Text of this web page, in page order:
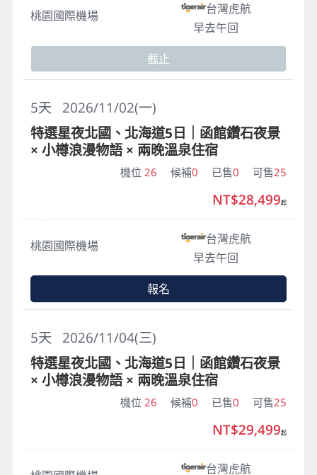
桃園國際機場
台灣虎航
早去午回
截止
2026/11/02(一)
5天
特選星夜北國、北海道5日｜函館鑽石夜景
× 小樽浪漫物語 × 兩晚溫泉住宿
機位 26 候補0 已售0 可售25
桃園國際機場
台灣虎航
早去午回
NT$28,499起
報名
2026/11/04(三)
5天
特選星夜北國、北海道5日｜函館鑽石夜景
× 小樽浪漫物語 × 兩晚溫泉住宿
機位 26 候補0 已售0 可售25
台灣虎航
NT$29,499起